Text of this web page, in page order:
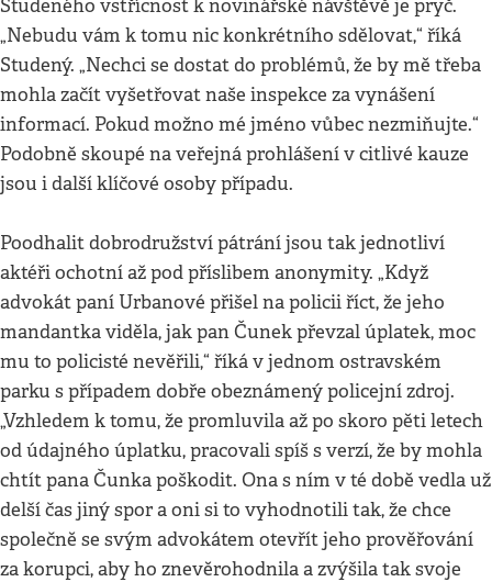
Studeného vstřícnost k novinářské návštěvě je pryč.
„Nebudu vám k tomu nic konkrétního sdělovat,“ říká
Studený. „Nechci se dostat do problémů, že by mě třeba
mohla začít vyšetřovat naše inspekce za vynášení
informací. Pokud možno mé jméno vůbec nezmiňujte.“
Podobně skoupé na veřejná prohlášení v citlivé kauze
jsou i další klíčové osoby případu.
Poodhalit dobrodružství pátrání jsou tak jednotliví
aktéři ochotní až pod příslibem anonymity. „Když
advokát paní Urbanové přišel na policii říct, že jeho
mandantka viděla, jak pan Čunek převzal úplatek, moc
mu to policisté nevěřili,“ říká v jednom ostravském
parku s případem dobře obeznámený policejní zdroj.
„Vzhledem k tomu, že promluvila až po skoro pěti letech
od údajného úplatku, pracovali spíš s verzí, že by mohla
chtít pana Čunka poškodit. Ona s ním v té době vedla už
delší čas jiný spor a oni si to vyhodnotili tak, že chce
společně se svým advokátem otevřít jeho prověřování
za korupci, aby ho znevěrohodnila a zvýšila tak svoje